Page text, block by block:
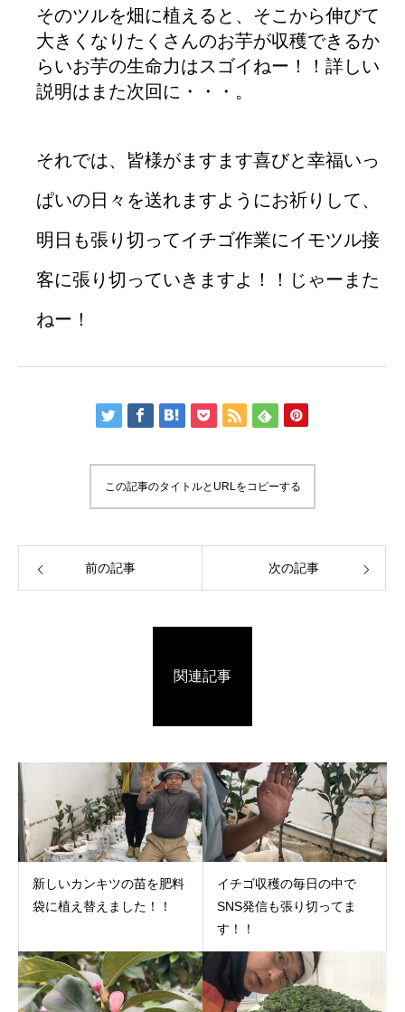
そのツルを畑に植えると、そこから伸びて
大きくなりたくさんのお芋が収穫できるか
らいお芋の生命力はスゴイねー！！詳しい
説明はまた次回に・・・。
それでは、皆様がますます喜びと幸福いっ
ぱいの日々を送れますようにお祈りして、
明日も張り切ってイチゴ作業にイモツル接
客に張り切っていきますよ！！じゃーまた
ねー！
この記事のタイトルとURLをコピーする
前の記事 次の記事
関連記事
新しいカンキツの苗を肥料
袋に植え替えました！！
イチゴ収穫の毎日の中で
SNS発信も張り切ってま
す！！